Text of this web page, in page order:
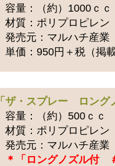
容量：（約）1000ｃｃ
材質：ポリプロピレン
発売元：マルハチ産業
単価：950円＋税（掲
「ザ・スプレー ロン
容量：（約）500ｃｃ
材質：ポリプロピレン
発売元：マルハチ産業
＊「ロングノズル付